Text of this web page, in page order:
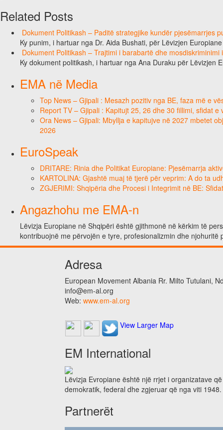
Related Posts
Dokument Politikash – Paditë strategjike kundër pjesëmarrjes
Ky punim, i hartuar nga Dr. Aida Bushati, për Lëvizjen
Dokument Politikash – Trajtimi i barabartë dhe
Ky dokument politikash, i hartuar nga Ana Duraku për Lëvizjen
EMA në Media
Top News – Gjipali : Mesazh pozitiv nga BE, faza më e
Report TV – Gjipali : Kapitujt 25, 26 dhe 30 fillimi, sfidat
Ora News – Gjipali: Mbyllja e kapitujve në 2027 mbetet
2026
EuroSpeak
DRITARE: Rinia dhe Politikat Europiane: Pjesëmarrja
KARTOLINA: Gjashtë muaj të tjerë për veprim: A do ta
ZGJERIMI: Shqipëria dhe Procesi i Integrimit në BE:
Angazhohu me EMA-n
Lëvizja Europiane në Shqipëri është gjithmonë në kërkim të
kontribuojnë me përvojën e tyre, profesionalizmin dhe
Adresa
European Movement Albania Rr. Milto Tutulani,
info@em-al.org
Web: www.em-al.org
View Larger Map
EM International
Lëvizja Evropiane është një rrjet i organizatave
demokratik, federal dhe zgjeruar që nga viti 1948.
Partnerët